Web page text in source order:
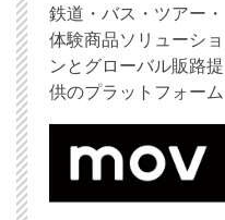
鉄道・バス・ツアー・
体験商品ソリューショ
ンとグローバル販路提
供のプラットフォーム